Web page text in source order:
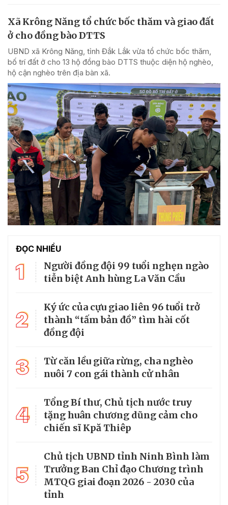
Xã Krông Năng tổ chức bốc thăm và giao đất
ở cho đồng bào DTTS
UBND xã Krông Năng, tỉnh Đắk Lắk vừa tổ chức bốc thăm,
bố trí đất ở cho 13 hộ đồng bào DTTS thuộc diện hộ nghèo,
hộ cận nghèo trên địa bàn xã.
ĐỌC NHIỀU
1
Người đồng đội 99 tuổi nghẹn ngào
tiễn biệt Anh hùng La Văn Cầu
2
Ký ức của cựu giao liên 96 tuổi trở
thành “tấm bản đồ” tìm hài cốt
đồng đội
3
Từ căn lều giữa rừng, cha nghèo
nuôi 7 con gái thành cử nhân
4
Tổng Bí thư, Chủ tịch nước truy
tặng huân chương dũng cảm cho
chiến sĩ Kpă Thiêp
5
Chủ tịch UBND tỉnh Ninh Bình làm
Trưởng Ban Chỉ đạo Chương trình
MTQG giai đoạn 2026 - 2030 của
tỉnh